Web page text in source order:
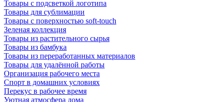
Товары с подсветкой логотипа
Товары для сублимации
Товары с поверхностью soft-touch
Зеленая коллекция
Товары из растительного сырья
Товары из бамбука
Товары из переработанных материалов
Товары для удалённой работы
Организация рабочего места
Спорт в домашних условиях
Перекус в рабочее время
Уютная атмосфера дома